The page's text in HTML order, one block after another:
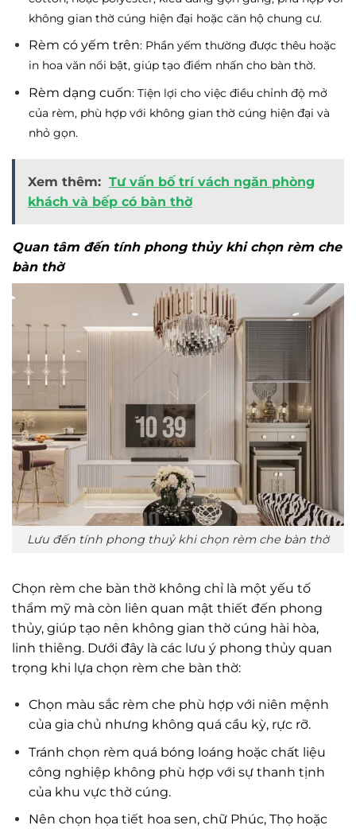
không gian thờ cúng hiện đại hoặc căn hộ chung cư.
Rèm có yếm trên: Phần yếm thường được thêu hoặc
in hoa văn nổi bật, giúp tạo điểm nhấn cho bàn thờ.
Rèm dạng cuốn: Tiện lợi cho việc điều chỉnh độ mở
của rèm, phù hợp với không gian thờ cúng hiện đại và
nhỏ gọn.
Xem thêm: Tư vấn bố trí vách ngăn phòng
khách và bếp có bàn thờ
Quan tâm đến tính phong thủy khi chọn rèm che
bàn thờ
Lưu đến tính phong thuỷ khi chọn rèm che bàn thờ
Chọn rèm che bàn thờ không chỉ là một yếu tố
thẩm mỹ mà còn liên quan mật thiết đến phong
thủy, giúp tạo nên không gian thờ cúng hài hòa,
linh thiêng. Dưới đây là các lưu ý phong thủy quan
trọng khi lựa chọn rèm che bàn thờ:
Chọn màu sắc rèm che phù hợp với niên mệnh
của gia chủ nhưng không quá cầu kỳ, rực rỡ.
Tránh chọn rèm quá bóng loáng hoặc chất liệu
công nghiệp không phù hợp với sự thanh tịnh
của khu vực thờ cúng.
Nên chọn họa tiết hoa sen, chữ Phúc, Thọ hoặc